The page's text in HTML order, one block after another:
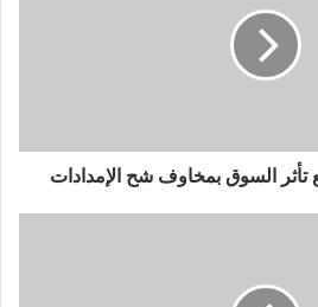
تأثر السوق بمخاوف شح الإمدادات